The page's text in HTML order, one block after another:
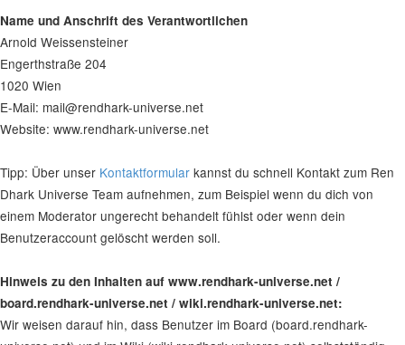
Name und Anschrift des Verantwortlichen
Arnold Weissensteiner
Engerthstraße 204
1020 Wien
E-Mail: mail@rendhark-universe.net
Website: www.rendhark-universe.net
Tipp: Über unser Kontaktformular kannst du schnell Kontakt zum Ren
Dhark Universe Team aufnehmen, zum Beispiel wenn du dich von
einem Moderator ungerecht behandelt fühlst oder wenn dein
Benutzeraccount gelöscht werden soll.
Hinweis zu den Inhalten auf www.rendhark-universe.net /
board.rendhark-universe.net / wiki.rendhark-universe.net:
Wir weisen darauf hin, dass Benutzer im Board (board.rendhark-